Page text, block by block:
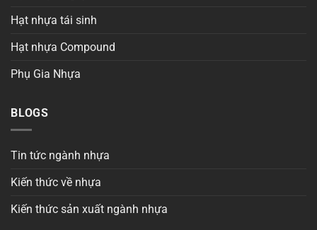
Hạt nhựa tái sinh
Hạt nhựa Compound
Phụ Gia Nhựa
BLOGS
Tin tức ngành nhựa
Kiến thức về nhựa
Kiến thức sản xuất ngành nhựa